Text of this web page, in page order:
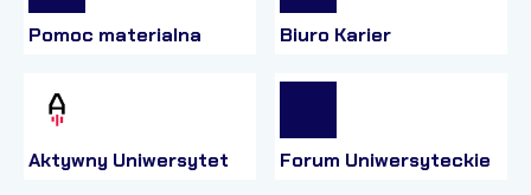
Pomoc materialna Biuro Karier
Aktywny Uniwersytet Forum Uniwersyteckie